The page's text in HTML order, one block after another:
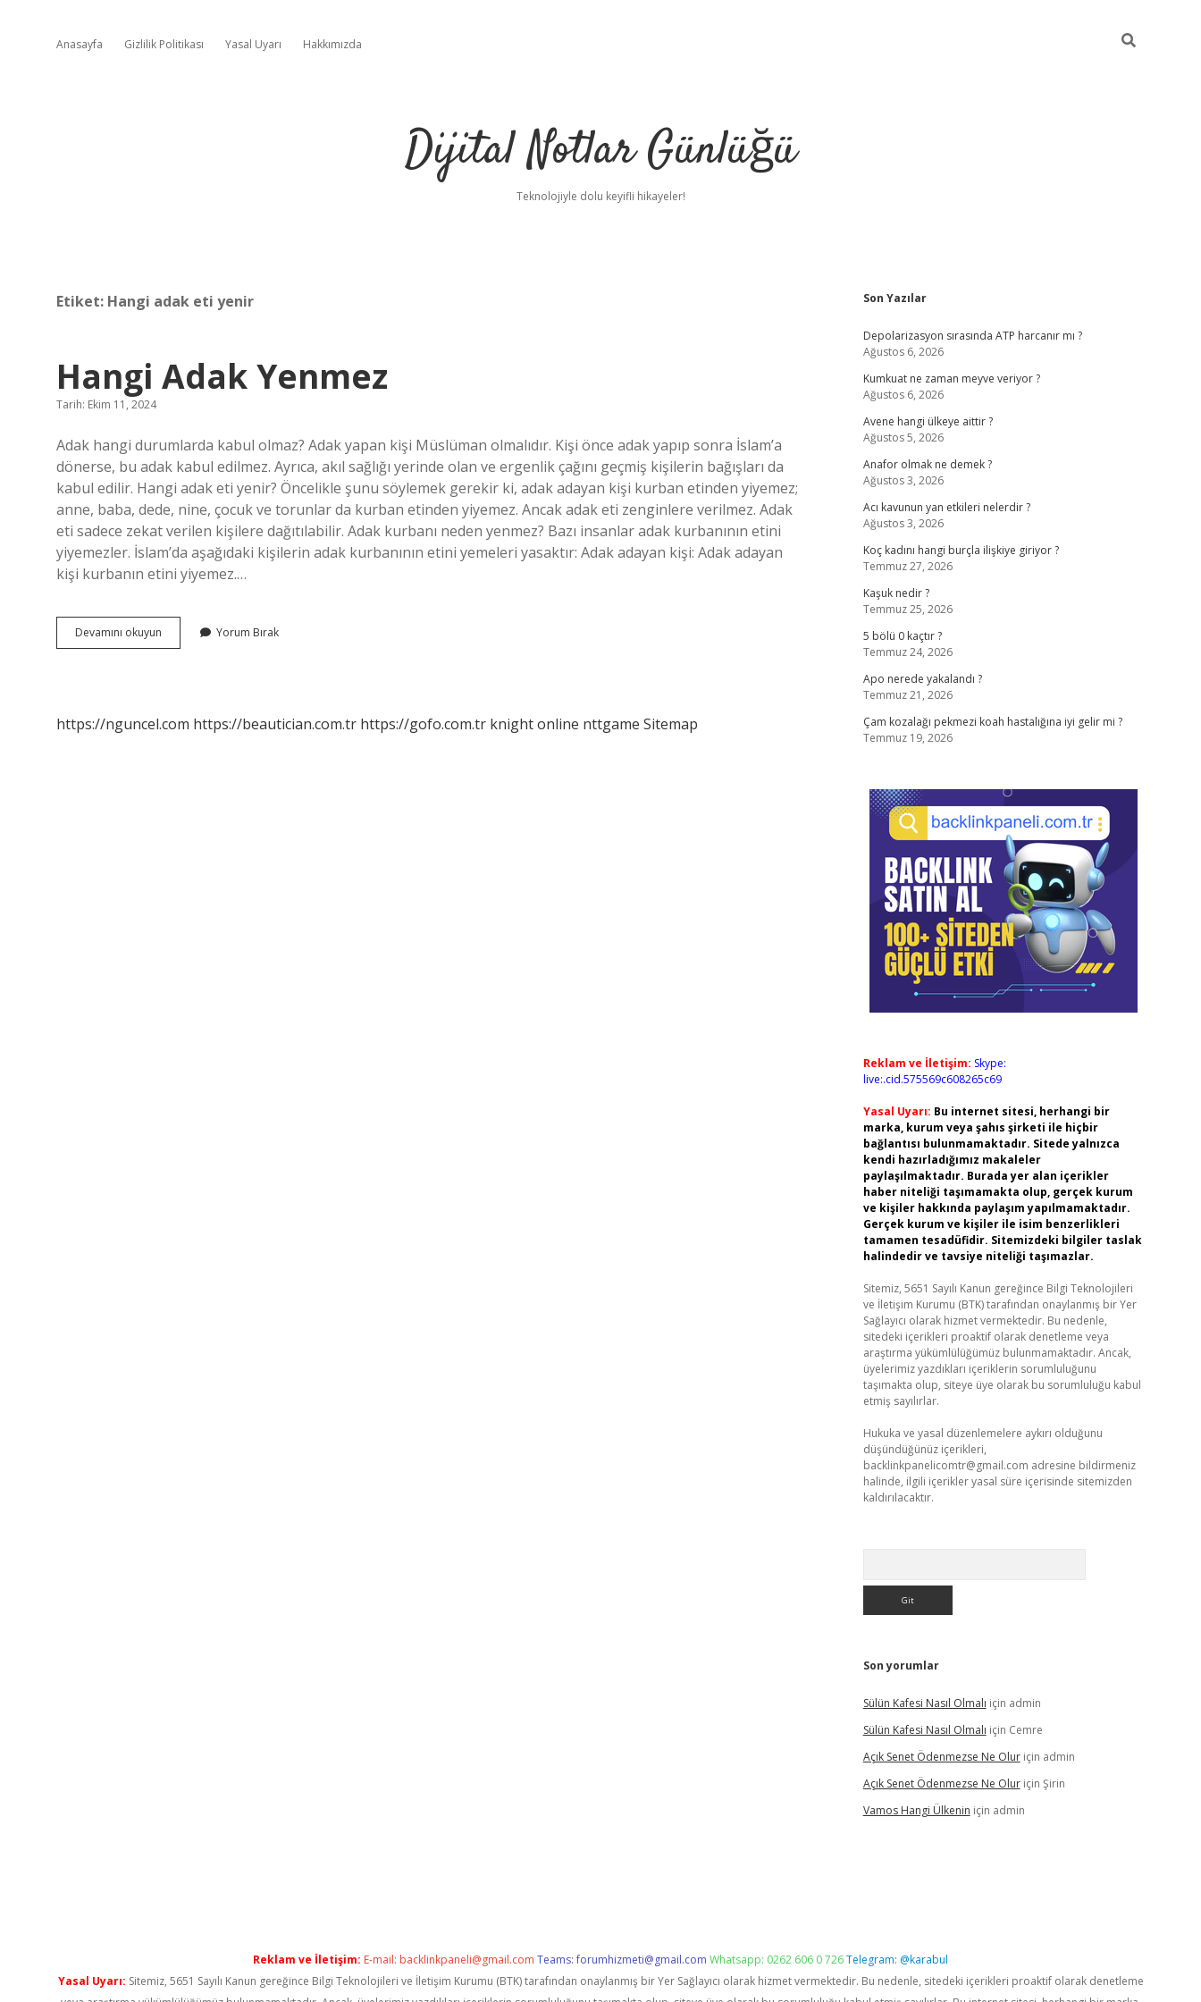
Anasayfa Gizlilik Politikası Yasal Uyarı Hakkımızda
Dijital Notlar Günlüğü
Teknolojiyle dolu keyifli hikayeler!
Etiket: Hangi adak eti yenir
Hangi Adak Yenmez
Tarih: Ekim 11, 2024
Adak hangi durumlarda kabul olmaz? Adak yapan kişi Müslüman olmalıdır. Kişi önce adak yapıp sonra İslam’a
dönerse, bu adak kabul edilmez. Ayrıca, akıl sağlığı yerinde olan ve ergenlik çağını geçmiş kişilerin bağışları da
kabul edilir. Hangi adak eti yenir? Öncelikle şunu söylemek gerekir ki, adak adayan kişi kurban etinden yiyemez;
anne, baba, dede, nine, çocuk ve torunlar da kurban etinden yiyemez. Ancak adak eti zenginlere verilmez. Adak
eti sadece zekat verilen kişilere dağıtılabilir. Adak kurbanı neden yenmez? Bazı insanlar adak kurbanının etini
yiyemezler. İslam’da aşağıdaki kişilerin adak kurbanının etini yemeleri yasaktır: Adak adayan kişi: Adak adayan
kişi kurbanın etini yiyemez.…
Devamını okuyun
Adak
Yorum Bırak
https://nguncel.com https://beautician.com.tr https://gofo.com.tr knight online nttgame Sitemap
Sidebar
Son Yazılar
Depolarizasyon sırasında ATP harcanır mı ?
Ağustos 6, 2026
Kumkuat ne zaman meyve veriyor ?
Ağustos 6, 2026
Avene hangi ülkeye aittir ?
Ağustos 5, 2026
Anafor olmak ne demek ?
Ağustos 3, 2026
Acı kavunun yan etkileri nelerdir ?
Ağustos 3, 2026
Koç kadını hangi burçla ilişkiye giriyor ?
Temmuz 27, 2026
Kaşuk nedir ?
Temmuz 25, 2026
5 bölü 0 kaçtır ?
Temmuz 24, 2026
Apo nerede yakalandı ?
Temmuz 21, 2026
Çam kozalağı pekmezi koah hastalığına iyi gelir mi ?
Temmuz 19, 2026
Reklam ve İletişim: Skype:
live:.cid.575569c608265c69
Yasal Uyarı: Bu internet sitesi, herhangi bir
marka, kurum veya şahıs şirketi ile hiçbir
bağlantısı bulunmamaktadır. Sitede yalnızca
kendi hazırladığımız makaleler
paylaşılmaktadır. Burada yer alan içerikler
haber niteliği taşımamakta olup, gerçek kurum
ve kişiler hakkında paylaşım yapılmamaktadır.
Gerçek kurum ve kişiler ile isim benzerlikleri
tamamen tesadüfidir. Sitemizdeki bilgiler taslak
halindedir ve tavsiye niteliği taşımazlar.
Sitemiz, 5651 Sayılı Kanun gereğince Bilgi Teknolojileri
ve İletişim Kurumu (BTK) tarafından onaylanmış bir Yer
Sağlayıcı olarak hizmet vermektedir. Bu nedenle,
sitedeki içerikleri proaktif olarak denetleme veya
araştırma yükümlülüğümüz bulunmamaktadır. Ancak,
üyelerimiz yazdıkları içeriklerin sorumluluğunu
taşımakta olup, siteye üye olarak bu sorumluluğu kabul
etmiş sayılırlar.
Hukuka ve yasal düzenlemelere aykırı olduğunu
düşündüğünüz içerikleri,
backlinkpanelicomtr@gmail.com adresine bildirmeniz
halinde, ilgili içerikler yasal süre içerisinde sitemizden
kaldırılacaktır.
Son yorumlar
Sülün Kafesi Nasıl Olmalı için admin
Sülün Kafesi Nasıl Olmalı için Cemre
Açık Senet Ödenmezse Ne Oluriçin admin
Açık Senet Ödenmezse Ne Oluriçin Şirin
Vamos Hangi Ülkenin için admin
Reklam ve İletişim: E-mail: backlinkpaneli@gmail.com Teams:forumhizmeti@gmail.com Whatsapp: 0262 606 0 726Telegram: @karabul
Yasal Uyarı: Sitemiz, 5651 Sayılı Kanun gereğince Bilgi Teknolojileri ve İletişim Kurumu (BTK) tarafından onaylanmış bir Yer Sağlayıcı olarak hizmet vermektedir. Bu nedenle, sitedeki içerikleri proaktif olarak denetleme